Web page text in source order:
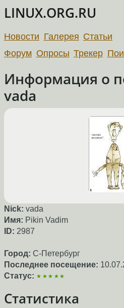
LINUX.ORG.RU
Новости Галерея Статьи
Форум Опросы Трекер
Информация о
vada
Nick: vada
Имя: Pikin Vadim
ID: 2987
Город: С-Петербург
Последнее посещение:
Статус: ★★★★★
Статистика